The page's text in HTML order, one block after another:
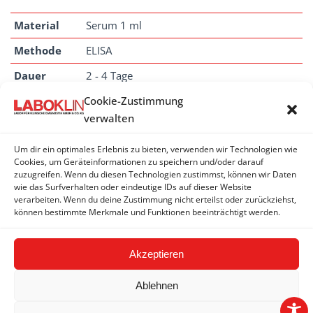
Cookie-Zustimmung
verwalten
Um dir ein optimales Erlebnis zu bieten, verwenden wir Technologien wie
Cookies, um Geräteinformationen zu speichern und/oder darauf
zuzugreifen. Wenn du diesen Technologien zustimmst, können wir Daten
wie das Surfverhalten oder eindeutige IDs auf dieser Website
verarbeiten. Wenn du deine Zustimmung nicht erteilst oder zurückziehst,
können bestimmte Merkmale und Funktionen beeinträchtigt werden.
Akzeptieren
Ablehnen
Material
Serum 1 ml
Methode
ELISA
Dauer
2 - 4 Tage
Anmerkung
Diese Leistung wird
angeboten.
BURKHOLDERIA MALLEI (ROTZ)
Burkholderia mallei (Rotz) - Antikörper